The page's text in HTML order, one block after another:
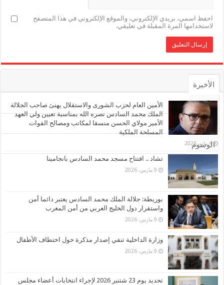
احفظ اسمي، بريدي الإلكتروني، والموقع الإلكتروني في هذا المتصفح
لاستخدامها المرة المقبلة في تعليقي.
الأخيرة
الأشهر
تعليقات
الوسوم
الأمين العام لحزب الشورى والاستقلال يهنئ صاحب الجلالة
الملك محمد السادس نصره الله بمناسبة تعيين ولي العهد
الأمير مولاي الحسن منسقا لمكاتب ومصالح القوات
المسلحة الملكية
4 مايو، 2026
تشاد .. افتتاح مسجد محمد السادس بانجامينا
9 مارس، 2026
بوريطة: جلالة الملك محمد السادس يعتبر دائما أمن
واستقرار دول الخليج العربي من أمن المغرب
9 مارس، 2026
وزارة الداخلية تنفي إصدار مذكرة حول اختطاف الأطفال
9 مارس، 2026
تحديد يوم 23 شتنبر 2026 لإجراء انتخابات أعضاء مجلس